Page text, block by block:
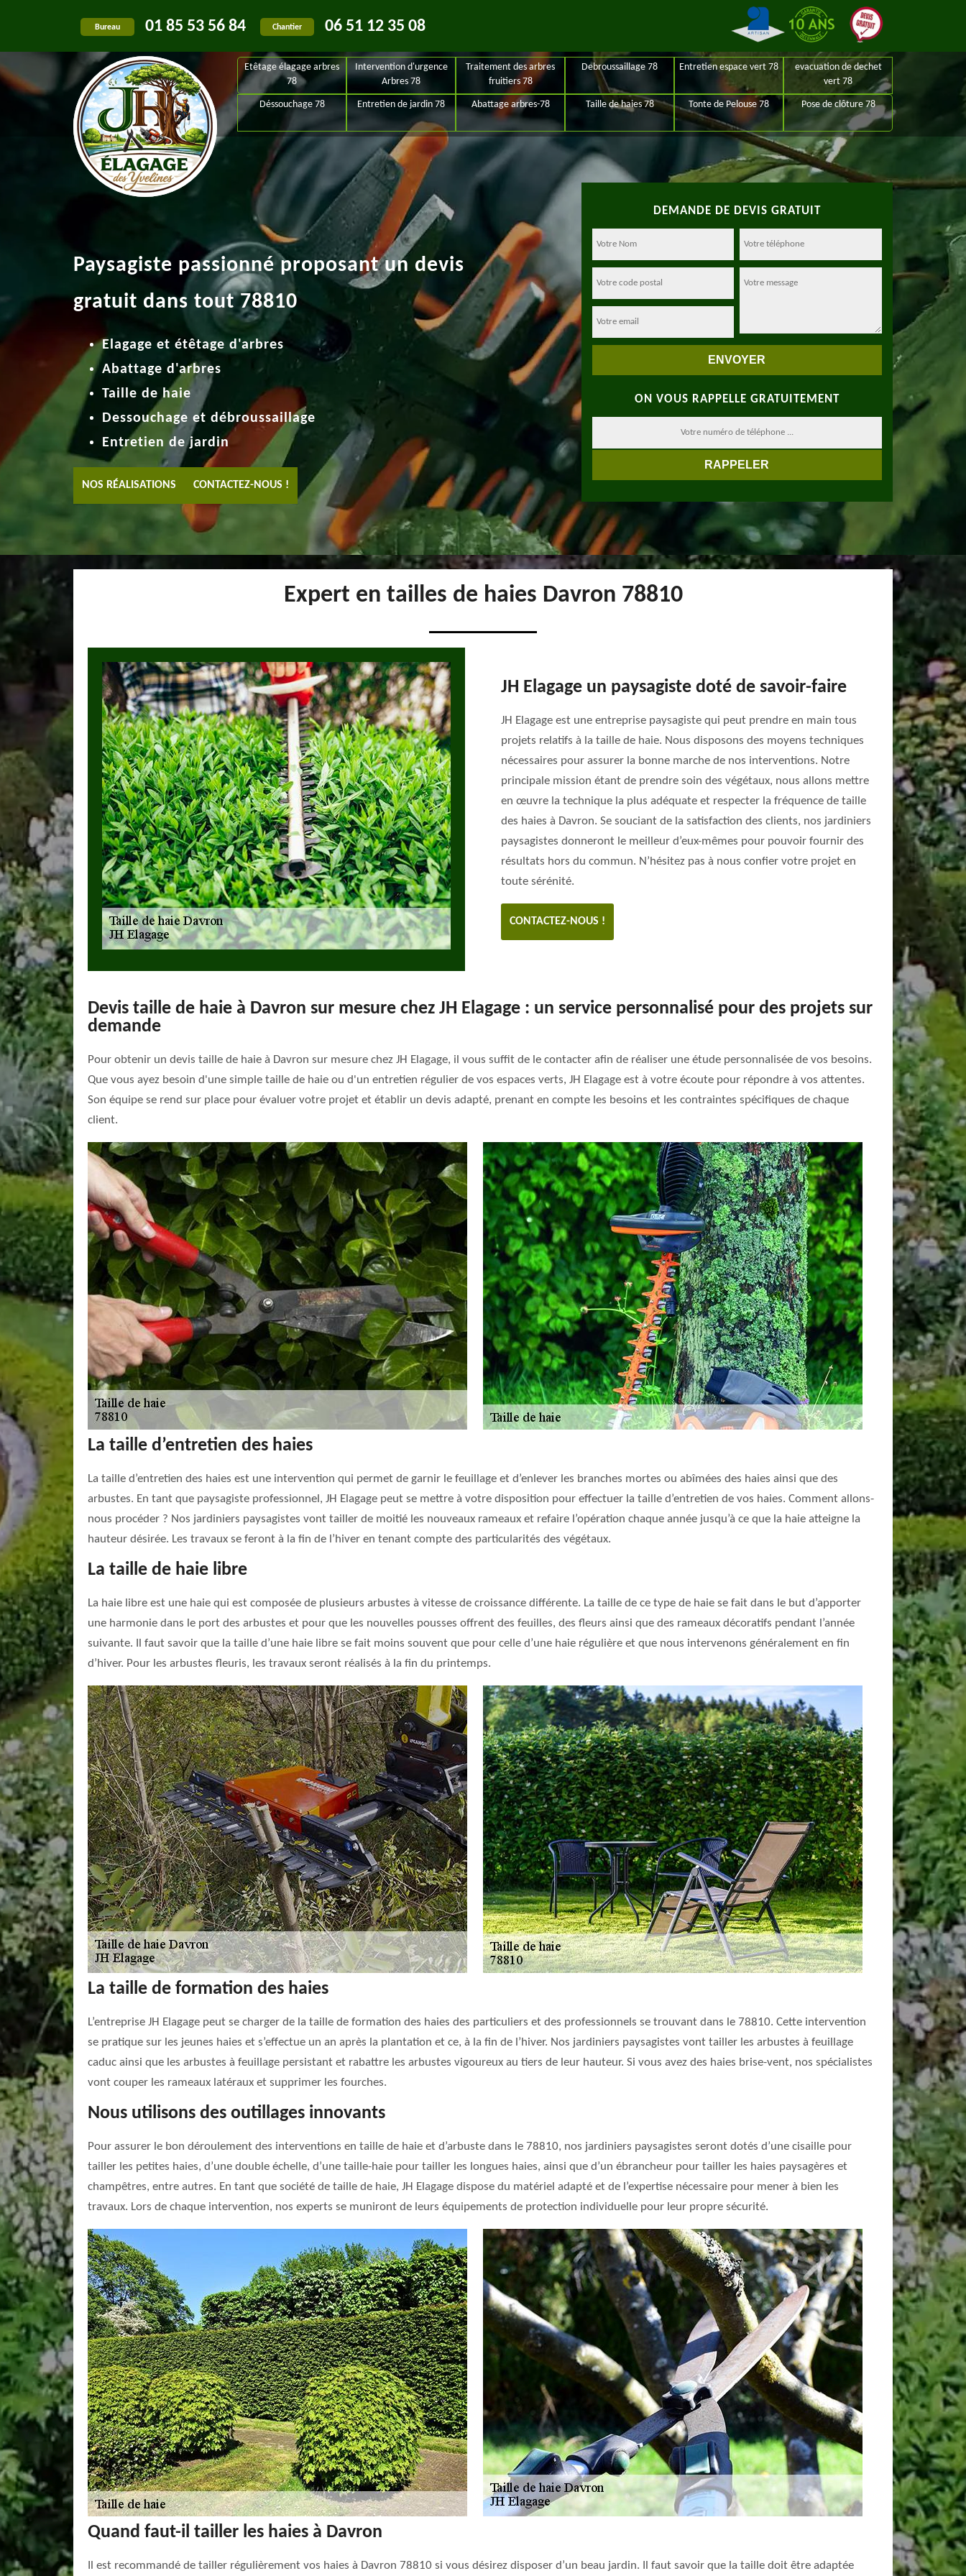
Bureau 01 85 53 56 84 Chantier 06 51 12 35 08
Etêtage élagage arbres
78
Intervention d'urgence
Arbres 78
Traitement des arbres
fruitiers 78
Debroussaillage 78 Entretien espace vert 78
evacuation de dechet
vert 78
Déssouchage 78 Entretien de jardin 78 Abattage arbres-78 Taille de haies 78 Tonte de Pelouse 78 Pose de clôture 78
DEMANDE DE DEVIS GRATUIT
ON VOUS RAPPELLE GRATUITEMENT
Paysagiste passionné proposant un devis
gratuit dans tout 78810
Elagage et étêtage d'arbres
Abattage d'arbres
Taille de haie
Dessouchage et débroussaillage
Entretien de jardin
NOS RÉALISATIONS CONTACTEZ-NOUS !
Expert en tailles de haies Davron 78810
JH Elagage un paysagiste doté de savoir-faire
JH Elagage est une entreprise paysagiste qui peut prendre en main tous
projets relatifs à la taille de haie. Nous disposons des moyens techniques
nécessaires pour assurer la bonne marche de nos interventions. Notre
principale mission étant de prendre soin des végétaux, nous allons mettre
en œuvre la technique la plus adéquate et respecter la fréquence de taille
des haies à Davron. Se souciant de la satisfaction des clients, nos jardiniers
paysagistes donneront le meilleur d’eux-mêmes pour pouvoir fournir des
résultats hors du commun. N’hésitez pas à nous confier votre projet en
toute sérénité.
CONTACTEZ-NOUS !
Devis taille de haie à Davron sur mesure chez JH Elagage : un service personnalisé pour des projets sur
demande
Pour obtenir un devis taille de haie à Davron sur mesure chez JH Elagage, il vous suffit de le contacter afin de réaliser une étude personnalisée de vos besoins.
Que vous ayez besoin d'une simple taille de haie ou d'un entretien régulier de vos espaces verts, JH Elagage est à votre écoute pour répondre à vos attentes.
Son équipe se rend sur place pour évaluer votre projet et établir un devis adapté, prenant en compte les besoins et les contraintes spécifiques de chaque
client.
La taille d’entretien des haies
La taille d’entretien des haies est une intervention qui permet de garnir le feuillage et d’enlever les branches mortes ou abîmées des haies ainsi que des
arbustes. En tant que paysagiste professionnel, JH Elagage peut se mettre à votre disposition pour effectuer la taille d’entretien de vos haies. Comment allons-
nous procéder ? Nos jardiniers paysagistes vont tailler de moitié les nouveaux rameaux et refaire l’opération chaque année jusqu’à ce que la haie atteigne la
hauteur désirée. Les travaux se feront à la fin de l’hiver en tenant compte des particularités des végétaux.
La taille de haie libre
La haie libre est une haie qui est composée de plusieurs arbustes à vitesse de croissance différente. La taille de ce type de haie se fait dans le but d’apporter
une harmonie dans le port des arbustes et pour que les nouvelles pousses offrent des feuilles, des fleurs ainsi que des rameaux décoratifs pendant l’année
suivante. Il faut savoir que la taille d’une haie libre se fait moins souvent que pour celle d’une haie régulière et que nous intervenons généralement en fin
d’hiver. Pour les arbustes fleuris, les travaux seront réalisés à la fin du printemps.
La taille de formation des haies
L’entreprise JH Elagage peut se charger de la taille de formation des haies des particuliers et des professionnels se trouvant dans le 78810. Cette intervention
se pratique sur les jeunes haies et s’effectue un an après la plantation et ce, à la fin de l’hiver. Nos jardiniers paysagistes vont tailler les arbustes à feuillage
caduc ainsi que les arbustes à feuillage persistant et rabattre les arbustes vigoureux au tiers de leur hauteur. Si vous avez des haies brise-vent, nos spécialistes
vont couper les rameaux latéraux et supprimer les fourches.
Nous utilisons des outillages innovants
Pour assurer le bon déroulement des interventions en taille de haie et d’arbuste dans le 78810, nos jardiniers paysagistes seront dotés d’une cisaille pour
tailler les petites haies, d’une double échelle, d’une taille-haie pour tailler les longues haies, ainsi que d’un ébrancheur pour tailler les haies paysagères et
champêtres, entre autres. En tant que société de taille de haie, JH Elagage dispose du matériel adapté et de l’expertise nécessaire pour mener à bien les
travaux. Lors de chaque intervention, nos experts se muniront de leurs équipements de protection individuelle pour leur propre sécurité.
Quand faut-il tailler les haies à Davron
Il est recommandé de tailler régulièrement vos haies à Davron 78810 si vous désirez disposer d’un beau jardin. Il faut savoir que la taille doit être adaptée